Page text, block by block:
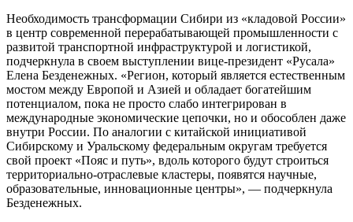
Необходимость трансформации Сибири из «кладовой России»
в центр современной перерабатывающей промышленности с
развитой транспортной инфраструктурой и логистикой,
подчеркнула в своем выступлении вице-президент «Русала»
Елена Безденежных. «Регион, который является естественным
мостом между Европой и Азией и обладает богатейшим
потенциалом, пока не просто слабо интегрирован в
международные экономические цепочки, но и обособлен даже
внутри России. По аналогии с китайской инициативой
Сибирскому и Уральскому федеральным округам требуется
свой проект «Пояс и путь», вдоль которого будут строиться
территориально-отраслевые кластеры, появятся научные,
образовательные, инновационные центры», — подчеркнула
Безденежных.